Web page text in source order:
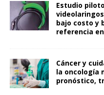
Estudio
bajo costo y
referencia
Cáncer y
la oncología
pronóstico,